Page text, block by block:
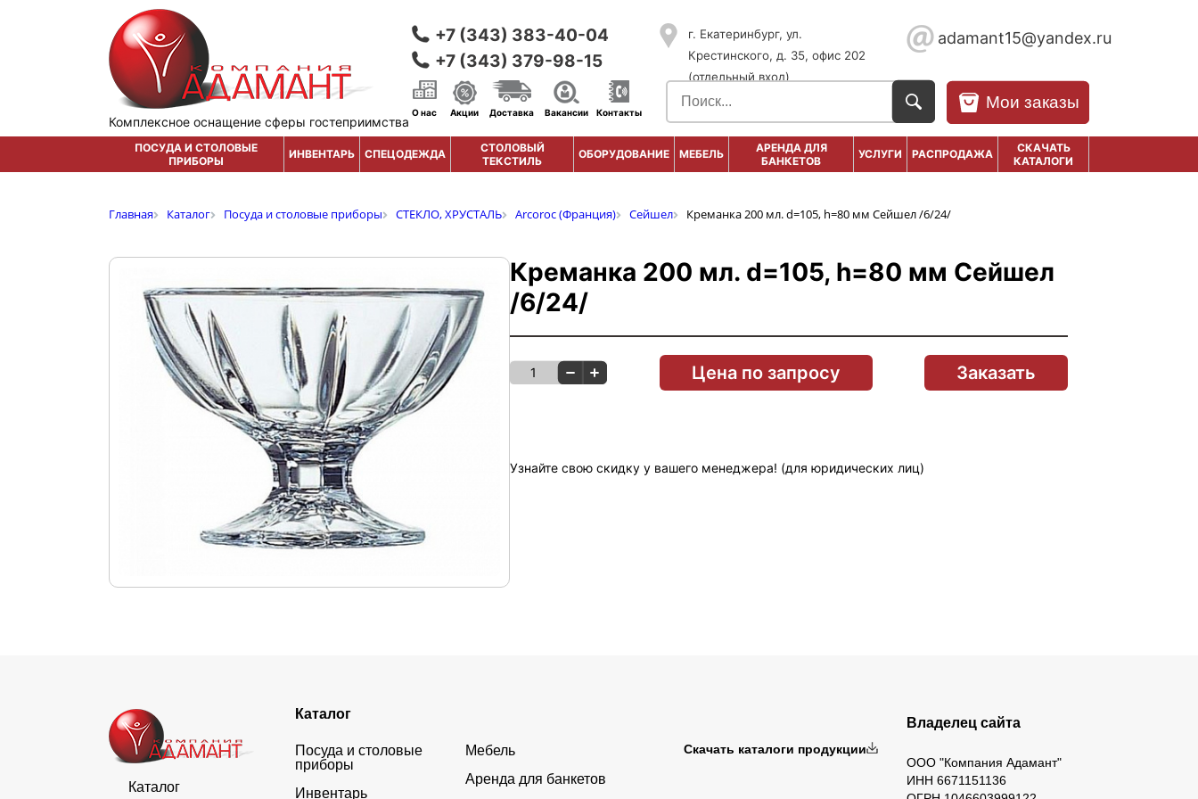
Комплексное оснащение сферы гостеприимства
+7 (343) 383-40-04
+7 (343) 379-98-15
г. Екатеринбург, ул.
Крестинского, д. 35, офис 202
(отдельный вход)
adamant15@yandex.ru
Мои заказы
О нас Акции Доставка Вакансии Контакты
ПОСУДА И СТОЛОВЫЕ
ПРИБОРЫ
ИНВЕНТАРЬ СПЕЦОДЕЖДА
СТОЛОВЫЙ
ТЕКСТИЛЬ
ОБОРУДОВАНИЕ МЕБЕЛЬ
АРЕНДА ДЛЯ
БАНКЕТОВ
УСЛУГИ РАСПРОДАЖА
СКАЧАТЬ
КАТАЛОГИ
Главная Каталог Посуда и столовые приборы СТЕКЛО, ХРУСТАЛЬ Arcoroc (Франция) Сейшел Креманка 200 мл. d=105, h=80 мм Сейшел /6/24/
Креманка 200 мл. d=105, h=80 мм Сейшел
/6/24/
1 Цена по запросу Заказать
Узнайте свою скидку у вашего менеджера! (для юридических лиц)
Каталог
Каталог
Посуда и столовые
приборы
Инвентарь
Мебель
Аренда для банкетов
Скачать каталоги продукции
Владелец сайта
ООО "Компания Адамант"
ИНН 6671151136